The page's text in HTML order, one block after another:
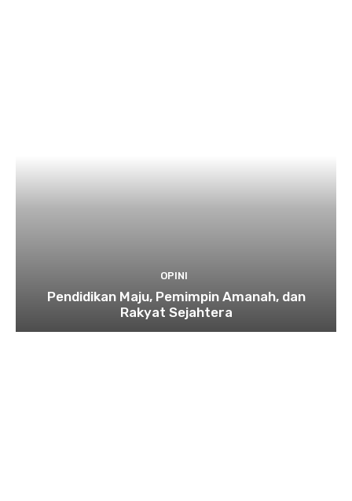
OPINI
Pendidikan Maju, Pemimpin Amanah, dan
Rakyat Sejahtera